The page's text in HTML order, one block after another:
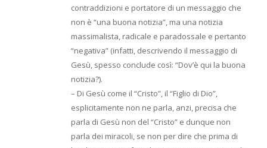
contraddizioni e portatore di un messaggio che
non è “una buona notizia”, ma una notizia
massimalista, radicale e paradossale e pertanto
“negativa” (infatti, descrivendo il messaggio di
Gesù, spesso conclude così: “Dov’è qui la buona
notizia?).
– Di Gesù come il “Cristo”, il “Figlio di Dio”,
esplicitamente non ne parla, anzi, precisa che
parla di Gesù non del “Cristo” e dunque non
parla dei miracoli, se non per dire che prima di